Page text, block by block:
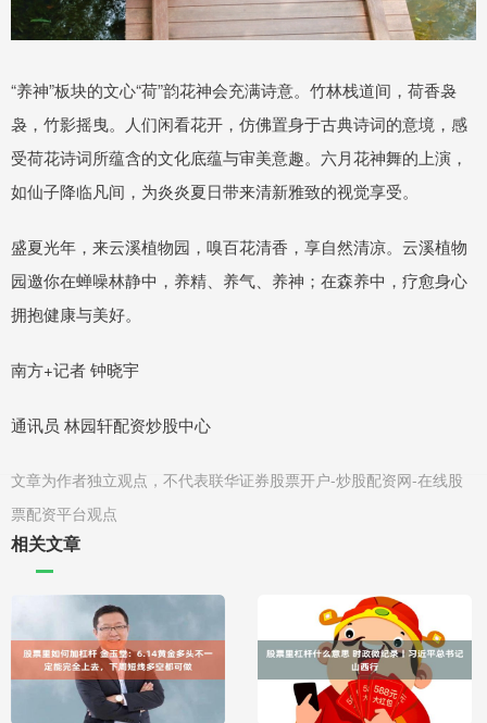
“养神”板块的文心“荷”韵花神会充满诗意。竹林栈道间，荷香袅
袅，竹影摇曳。人们闲看花开，仿佛置身于古典诗词的意境，感
受荷花诗词所蕴含的文化底蕴与审美意趣。六月花神舞的上演，
如仙子降临凡间，为炎炎夏日带来清新雅致的视觉享受。
盛夏光年，来云溪植物园，嗅百花清香，享自然清凉。云溪植物
园邀你在蝉噪林静中，养精、养气、养神；在森养中，疗愈身心
拥抱健康与美好。
南方+记者 钟晓宇
通讯员 林园轩配资炒股中心
文章为作者独立观点，不代表联华证券股票开户-炒股配资网-在线股
票配资平台观点
相关文章